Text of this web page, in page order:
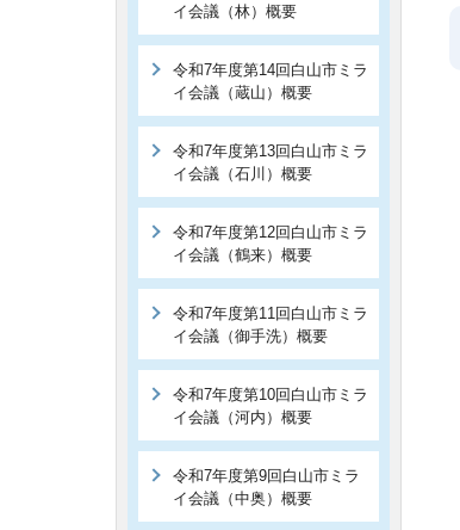
イ会議（林）概要
令和7年度第14回白山市ミラ
イ会議（蔵山）概要
令和7年度第13回白山市ミラ
イ会議（石川）概要
令和7年度第12回白山市ミラ
イ会議（鶴来）概要
令和7年度第11回白山市ミラ
イ会議（御手洗）概要
令和7年度第10回白山市ミラ
イ会議（河内）概要
令和7年度第9回白山市ミラ
イ会議（中奥）概要